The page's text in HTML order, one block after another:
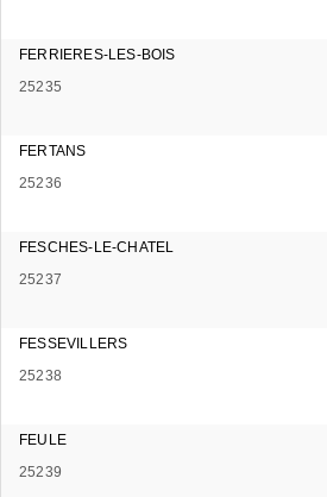
FERRIERES-LES-BOIS
25235
FERTANS
25236
FESCHES-LE-CHATEL
25237
FESSEVILLERS
25238
FEULE
25239